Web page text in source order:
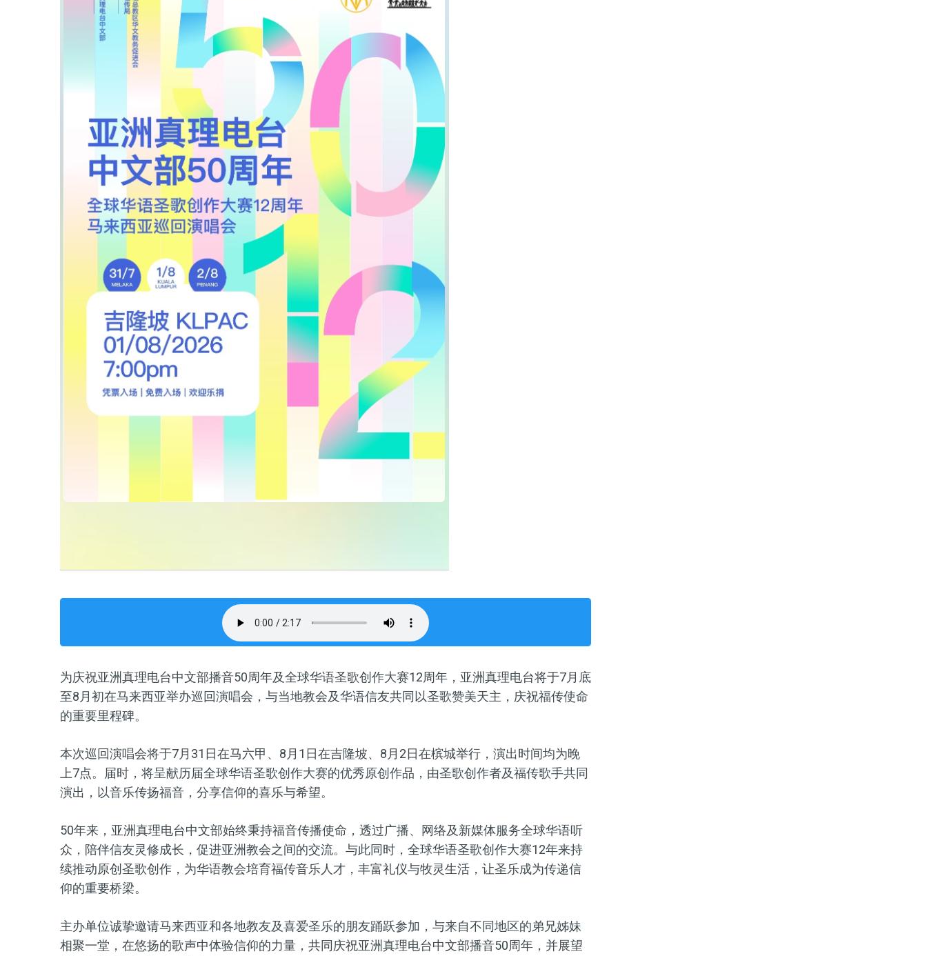
为庆祝亚洲真理电台中文部播音50周年及全球华语圣歌创作大赛12周年，亚洲真理电台将于7月底
至8月初在马来西亚举办巡回演唱会，与当地教会及华语信友共同以圣歌赞美天主，庆祝福传使命
的重要里程碑。
本次巡回演唱会将于7月31日在马六甲、8月1日在吉隆坡、8月2日在槟城举行，演出时间均为晚
上7点。届时，将呈献历届全球华语圣歌创作大赛的优秀原创作品，由圣歌创作者及福传歌手共同
演出，以音乐传扬福音，分享信仰的喜乐与希望。
50年来，亚洲真理电台中文部始终秉持福音传播使命，透过广播、网络及新媒体服务全球华语听
众，陪伴信友灵修成长，促进亚洲教会之间的交流。与此同时，全球华语圣歌创作大赛12年来持
续推动原创圣歌创作，为华语教会培育福传音乐人才，丰富礼仪与牧灵生活，让圣乐成为传递信
仰的重要桥梁。
主办单位诚挚邀请马来西亚和各地教友及喜爱圣乐的朋友踊跃参加，与来自不同地区的弟兄姊妹
相聚一堂，在悠扬的歌声中体验信仰的力量，共同庆祝亚洲真理电台中文部播音50周年，并展望